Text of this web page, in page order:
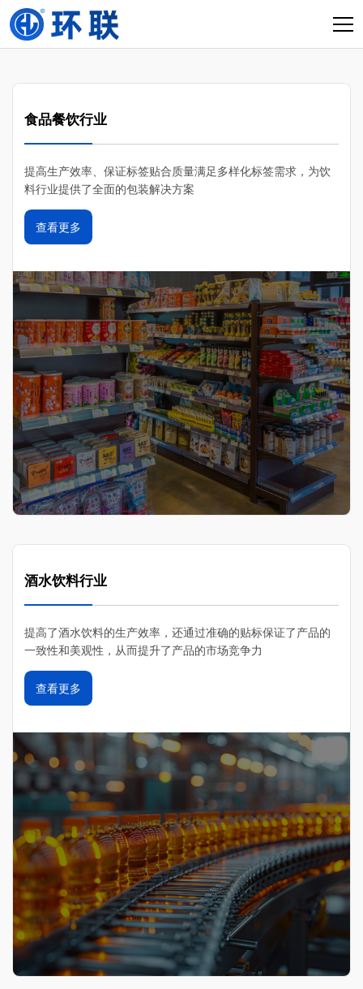
食品餐饮行业
提高生产效率、保证标签贴合质量满足多样化标签需求，为饮
料行业提供了全面的包装解决方案
查看更多
酒水饮料行业
提高了酒水饮料的生产效率，‌还通过准确的贴标保证了产品的
一致性和美观性，‌从而提升了产品的市场竞争力
查看更多